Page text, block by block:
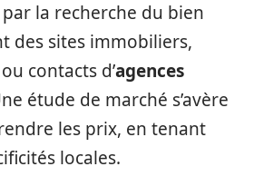
la recherche du bien
des sites immobiliers,
contacts d’agences
étude de marché s’avère
les prix, en tenant
locales.